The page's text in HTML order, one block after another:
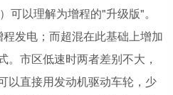
可以理解为增程的"升级版"。
发电；而超混在此基础上增加
。市区低速时两者差别不大，
以直接用发动机驱动车轮，少